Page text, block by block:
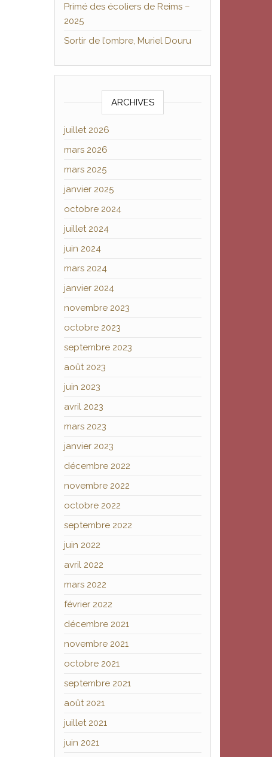
Primé des écoliers de Reims –
2025
Sortir de l’ombre, Muriel Douru
ARCHIVES
juillet 2026
mars 2026
mars 2025
janvier 2025
octobre 2024
juillet 2024
juin 2024
mars 2024
janvier 2024
novembre 2023
octobre 2023
septembre 2023
août 2023
juin 2023
avril 2023
mars 2023
janvier 2023
décembre 2022
novembre 2022
octobre 2022
septembre 2022
juin 2022
avril 2022
mars 2022
février 2022
décembre 2021
novembre 2021
octobre 2021
septembre 2021
août 2021
juillet 2021
juin 2021